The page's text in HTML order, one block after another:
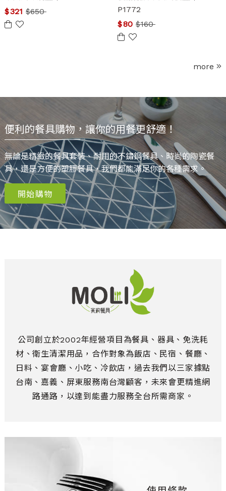
$650
$321
P1772
$160
$80
more
便利的餐具購物，讓你的用餐更舒適！
無論是精緻的餐具套裝、耐用的不鏽鋼餐具、時尚的陶瓷餐
具，還是方便的塑膠餐具，我們都能滿足你的各種需求。
開始購物
公司創立於2002年經營項目為餐具、器具、免洗耗
材、衛生清潔用品，合作對象為飯店、民宿、餐廳、
日料、宴會廳、小吃、冷飲店，過去我們以三家據點
台南、嘉義、屏東服務南台灣顧客，未來會更精進網
路通路，以達到能盡力服務全台所需商家。